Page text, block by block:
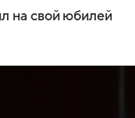
на свой юбилей